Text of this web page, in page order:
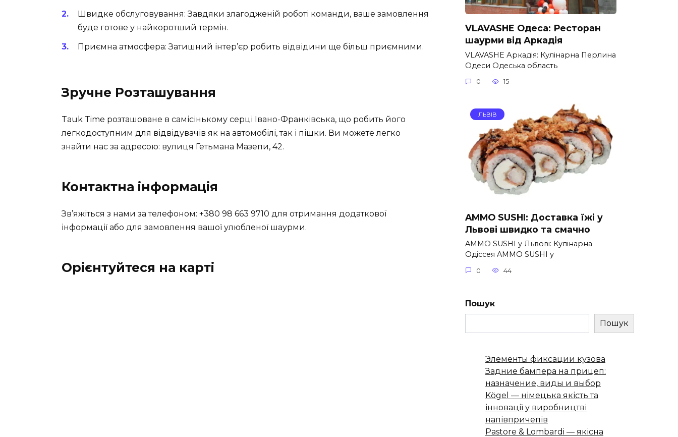
Швидке обслуговування: Завдяки злагодженій роботі команди, ваше замовлення
буде готове у найкоротший термін.
Приємна атмосфера: Затишний інтер’єр робить відвідини ще більш приємними.
Зручне Розташування
Tauk Time розташоване в самісінькому серці Івано-Франківська, що робить його
легкодоступним для відвідувачів як на автомобілі, так і пішки. Ви можете легко
знайти нас за адресою: вулиця Гетьмана Мазепи, 42.
Контактна інформація
Зв’яжіться з нами за телефоном: +380 98 663 9710 для отримання додаткової
інформації або для замовлення вашої улюбленої шаурми.
Орієнтуйтеся на карті
VLAVASHE Одеса: Ресторан
шаурми від Аркадія
VLAVASHE Аркадія: Кулінарна Перлина
Одеси Одеська область
0 15
ЛЬВІВ
AMMO SUSHI: Доставка їжі у
Львові швидко та смачно
AMMO SUSHI у Львові: Кулінарна
Одіссея AMMO SUSHI у
0 44
Пошук
Пошук
Элементы фиксации кузова
Задние бампера на прицеп:
назначение, виды и выбор
Kögel — німецька якість та
інновації у виробництві
напівпричепів
Pastore & Lombardi — якісна